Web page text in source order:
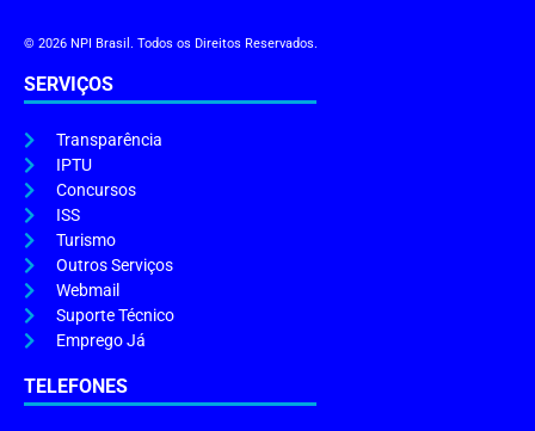
© 2026 NPI Brasil. Todos os Direitos Reservados.
SERVIÇOS
Transparência
IPTU
Concursos
ISS
Turismo
Outros Serviços
Webmail
Suporte Técnico
Emprego Já
TELEFONES